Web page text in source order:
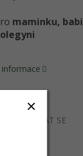
maminku,
informace
ZEPTAT SE